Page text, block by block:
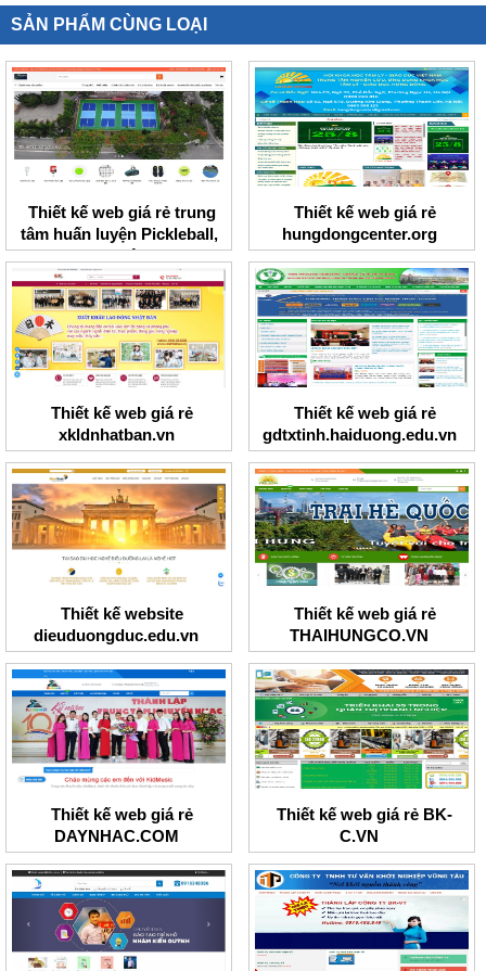
SẢN PHẨM CÙNG LOẠI
Thiết kế web giá rẻ trung
tâm huấn luyện Pickleball,
Tennis I Việt Nam
Thiết kế web giá rẻ
hungdongcenter.org
Thiết kế web giá rẻ
xkldnhatban.vn
Thiết kế web giá rẻ
gdtxtinh.haiduong.edu.vn
Thiết kế website
dieuduongduc.edu.vn
Thiết kế web giá rẻ
THAIHUNGCO.VN
Thiết kế web giá rẻ
DAYNHAC.COM
Thiết kế web giá rẻ BK-
C.VN